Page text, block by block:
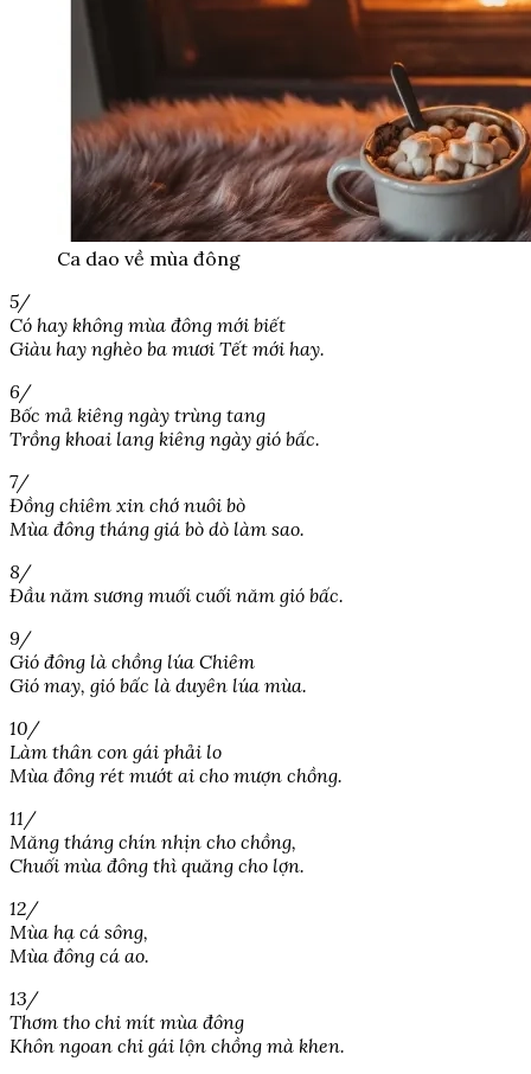
Ca dao về mùa đông
5/
Có hay không mùa đông mới biết
Giàu hay nghèo ba mươi Tết mới hay.
6/
Bốc mả kiêng ngày trùng tang
Trồng khoai lang kiêng ngày gió bấc.
7/
Đồng chiêm xin chớ nuôi bò
Mùa đông tháng giá bò dò làm sao.
8/
Đầu năm sương muối cuối năm gió bấc.
9/
Gió đông là chồng lúa Chiêm
Gió may, gió bấc là duyên lúa mùa.
10/
Làm thân con gái phải lo
Mùa đông rét mướt ai cho mượn chồng.
11/
Măng tháng chín nhịn cho chồng,
Chuối mùa đông thì quăng cho lợn.
12/
Mùa hạ cá sông,
Mùa đông cá ao.
13/
Thơm tho chi mít mùa đông
Khôn ngoan chi gái lộn chồng mà khen.